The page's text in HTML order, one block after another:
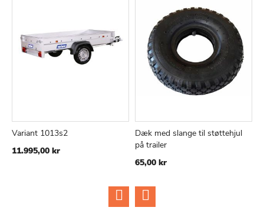
SAMMENLIGN
Variant 1013s2
11.995,00 kr
Læg i kurv
TILFØJ
Dæk med slange til støttehjul
på trailer
65,00 kr